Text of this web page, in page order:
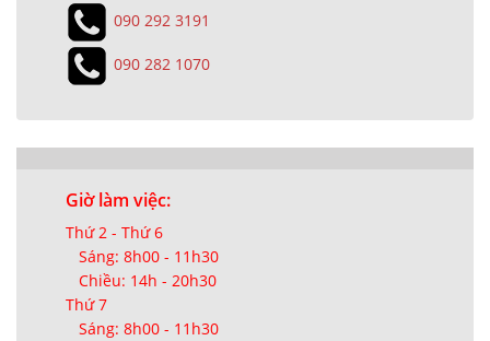
090 292 3191
090 282 1070
Giờ làm việc:
Thứ 2 - Thứ 6
Sáng: 8h00 - 11h30
Chiều: 14h - 20h30
Thứ 7
Sáng: 8h00 - 11h30